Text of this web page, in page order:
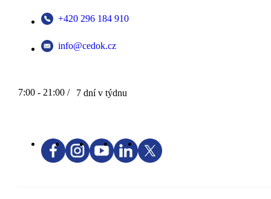
+420 296 184 910
info@cedok.cz
7:00 - 21:00 / 7 dní v týdnu